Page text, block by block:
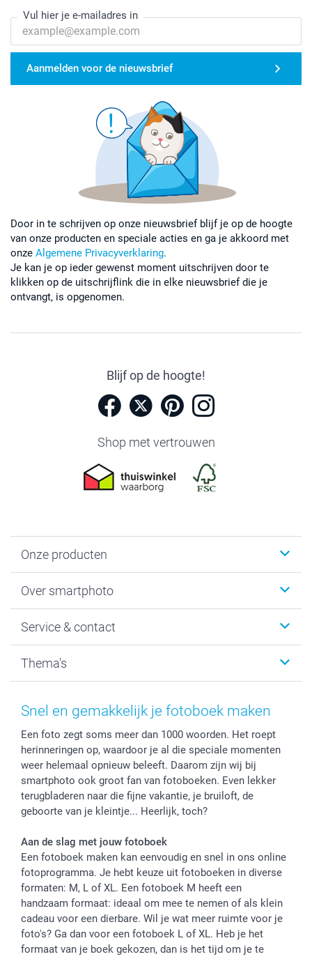
Vul hier je e-mailadres in
Aanmelden voor de nieuwsbrief
Door in te schrijven op onze nieuwsbrief blijf je op de hoogte
van onze producten en speciale acties en ga je akkoord met
onze Algemene Privacyverklaring.
Je kan je op ieder gewenst moment uitschrijven door te
klikken op de uitschrijflink die in elke nieuwsbrief die je
ontvangt, is opgenomen.
Blijf op de hoogte!
Shop met vertrouwen
Onze producten
Fotoboeken
Fotocadeaus
Kaarten
Over smartphoto
Vacatures
Bestelproces
Herroepingsrecht
Cookiebeleid
Reviews
Prijslijst
Investor Relations
Service & contact
Tevredenheidsgarantie
Mijn orderstatus
smartfriends
service@smartphoto.nl
Affiliate partnerprogramma
Partnerships
Influencer partnerprogramma
Thema's
Baby
Vaderdag
Huwelijk
Snel en gemakkelijk je fotoboek maken
Een foto zegt soms meer dan 1000 woorden. Het roept
herinneringen op, waardoor je al die speciale momenten
weer helemaal opnieuw beleeft. Daarom zijn wij bij
smartphoto ook groot fan van fotoboeken. Even lekker
terugbladeren naar die fijne vakantie, je bruiloft, de
geboorte van je kleintje... Heerlijk, toch?
Aan de slag met jouw fotoboek
Een fotoboek maken kan eenvoudig en snel in ons online
fotoprogramma. Je hebt keuze uit fotoboeken in diverse
formaten: M, L of XL. Een fotoboek M heeft een
handzaam formaat: ideaal om mee te nemen of als klein
cadeau voor een dierbare. Wil je wat meer ruimte voor je
foto's? Ga dan voor een fotoboek L of XL. Heb je het
formaat van je boek gekozen, dan is het tijd om je te